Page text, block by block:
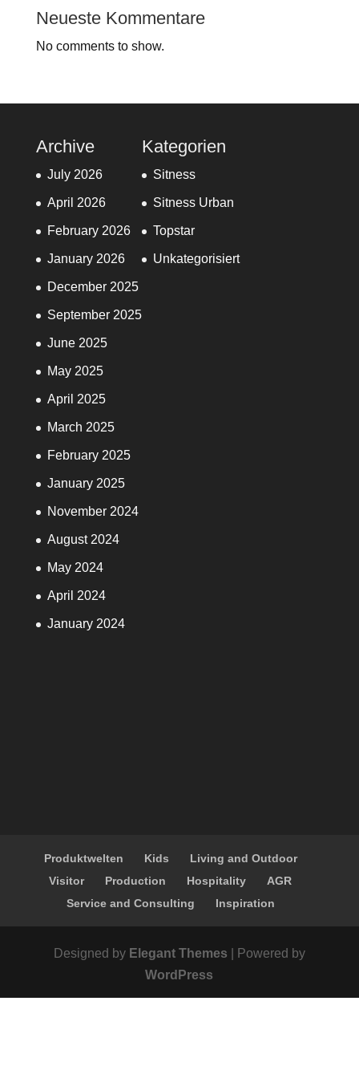
Neueste Kommentare
No comments to show.
Archive
July 2026
April 2026
February 2026
January 2026
December 2025
September 2025
June 2025
May 2025
April 2025
March 2025
February 2025
January 2025
November 2024
August 2024
May 2024
April 2024
January 2024
Kategorien
Sitness
Sitness Urban
Topstar
Unkategorisiert
Produktwelten Kids
Living and Outdoor
Visitor
Production Hospitality
AGR
Service and Consulting
Inspiration
Designed by Elegant Themes | Powered by
WordPress